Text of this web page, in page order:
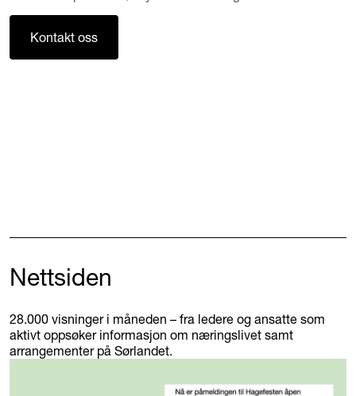
Kontakt oss
Nettsiden
28.000 visninger i måneden – fra ledere og ansatte som
aktivt oppsøker informasjon om næringslivet samt
arrangementer på Sørlandet.